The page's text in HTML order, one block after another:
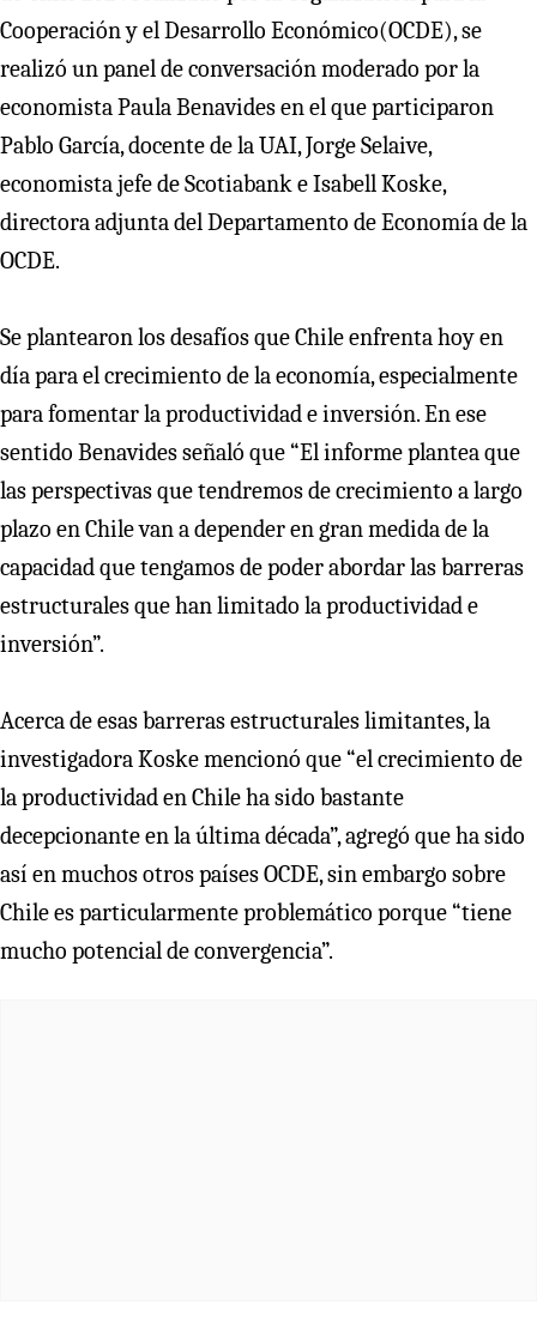
Cooperación y el Desarrollo Económico(OCDE), se
realizó un panel de conversación moderado por la
economista Paula Benavides en el que participaron
Pablo García, docente de la UAI, Jorge Selaive,
economista jefe de Scotiabank e Isabell Koske,
directora adjunta del Departamento de Economía de la
OCDE.
Se plantearon los desafíos que Chile enfrenta hoy en
día para el crecimiento de la economía, especialmente
para fomentar la productividad e inversión. En ese
sentido Benavides señaló que “El informe plantea que
las perspectivas que tendremos de crecimiento a largo
plazo en Chile van a depender en gran medida de la
capacidad que tengamos de poder abordar las barreras
estructurales que han limitado la productividad e
inversión”.
Acerca de esas barreras estructurales limitantes, la
investigadora Koske mencionó que “el crecimiento de
la productividad en Chile ha sido bastante
decepcionante en la última década”, agregó que ha sido
así en muchos otros países OCDE, sin embargo sobre
Chile es particularmente problemático porque “tiene
mucho potencial de convergencia”.